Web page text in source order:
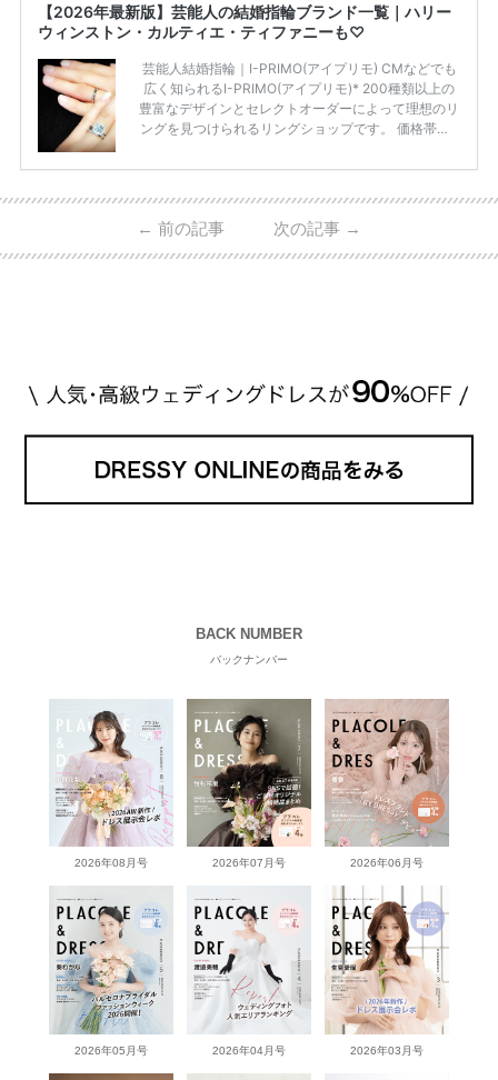
【2026年最新版】芸能人の結婚指輪ブランド一覧｜ハリー
ウィンストン・カルティエ・ティファニーも♡
芸能人結婚指輪｜I-PRIMO(アイプリモ) CMなどでも
広く知られるI-PRIMO(アイプリモ)* 200種類以上の
豊富なデザインとセレクトオーダーによって理想のリ
ングを見つけられるリングショップです。 価格帯は2
入が可能♩ コスパ的にも20代の若い夫婦に人気のよ
ビ 系 にて10月5日22時～スタートする水曜ドラマ『
#ファーストペンギン! 』で山藤 そよ役を演じます💁🏻‍♀️
← 前の記事 次の記事 →
BACK NUMBER
バックナンバー
2026年08月号 2026年07月号 2026年06月号
2026年05月号 2026年04月号 2026年03月号